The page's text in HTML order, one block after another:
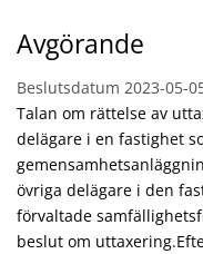
Avgörande
Beslutsdatum 2023-05-
Talan om rättelse av
delägare i en fastighet
övriga delägare i den
förvaltade
beslut om